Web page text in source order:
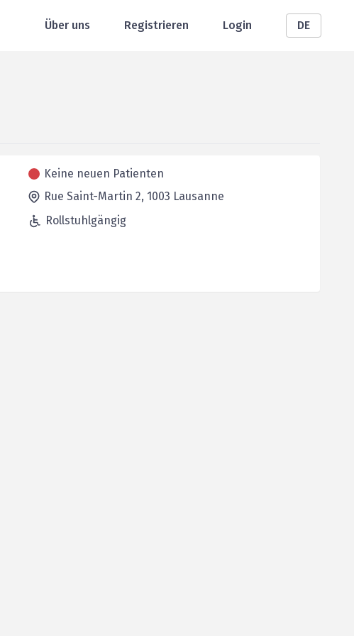
Über uns Registrieren Login DE
Keine neuen Patienten
Rue Saint-Martin 2, 1003 Lausanne
Rollstuhlgängig